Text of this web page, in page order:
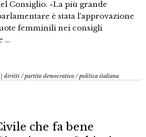
Consiglio. «La più grande
è stata l’approvazione
femminili nei consigli
…
| diritti /partito democratico /politica italiana
che fa bene